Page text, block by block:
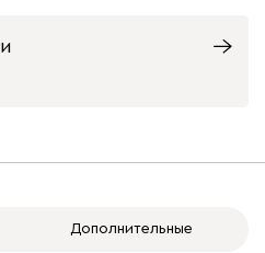
Дополнительные